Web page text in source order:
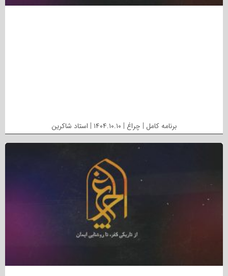
برنامه کامل | چراغ | ۱۴۰۴.۱۰.۱۰ | استاد شاکرین